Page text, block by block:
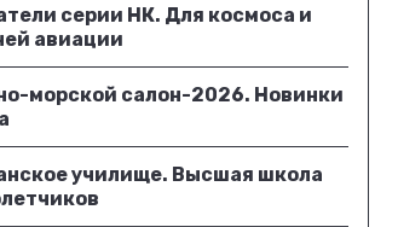
серии НК. Для космоса и
авиации
морской салон-2026. Новинки
училище. Высшая школа